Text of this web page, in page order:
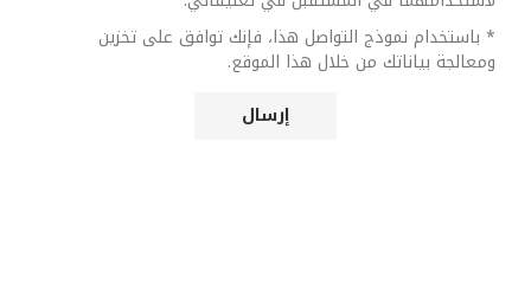
* باستخدام نموذج التواصل هذا، فإنك توافق على تخزين
ومعالجة بياناتك من خلال هذا الموقع.